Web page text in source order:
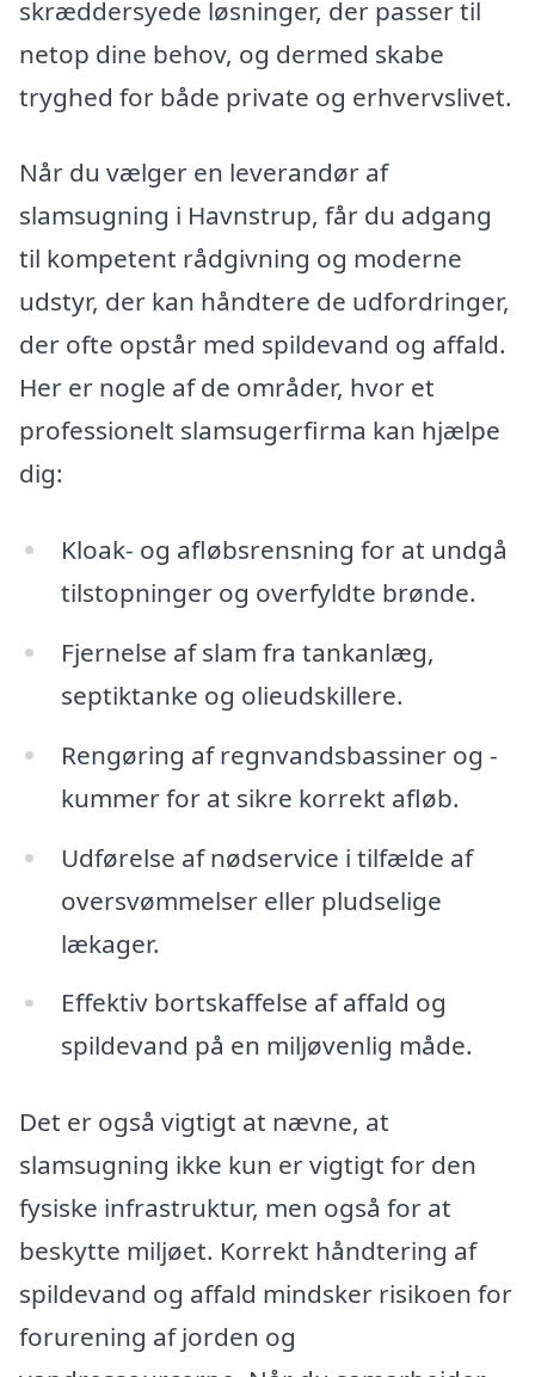
skræddersyede løsninger, der passer til
netop dine behov, og dermed skabe
tryghed for både private og erhvervslivet.
Når du vælger en leverandør af
slamsugning i Havnstrup, får du adgang
til kompetent rådgivning og moderne
udstyr, der kan håndtere de udfordringer,
der ofte opstår med spildevand og affald.
Her er nogle af de områder, hvor et
professionelt slamsugerfirma kan hjælpe
dig:
Kloak- og afløbsrensning for at undgå
tilstopninger og overfyldte brønde.
Fjernelse af slam fra tankanlæg,
septiktanke og olieudskillere.
Rengøring af regnvandsbassiner og -
kummer for at sikre korrekt afløb.
Udførelse af nødservice i tilfælde af
oversvømmelser eller pludselige
lækager.
Effektiv bortskaffelse af affald og
spildevand på en miljøvenlig måde.
Det er også vigtigt at nævne, at
slamsugning ikke kun er vigtigt for den
fysiske infrastruktur, men også for at
beskytte miljøet. Korrekt håndtering af
spildevand og affald mindsker risikoen for
forurening af jorden og